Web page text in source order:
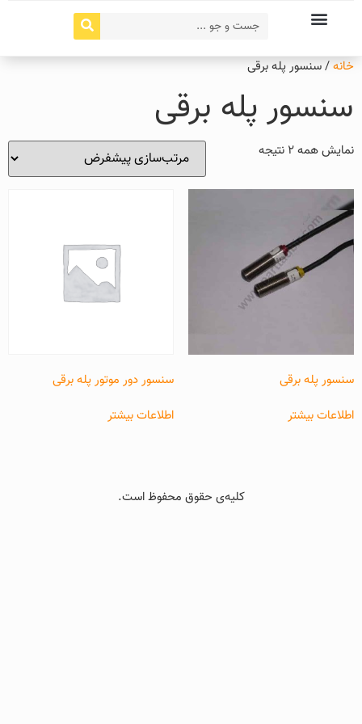
خانه/ سنسور پله برقی
سنسور پله برقی
نمایش همه 2 نتیجه
سنسور پله برقی
اطلاعات بیشتر
سنسور دور موتور پله برقی
اطلاعات بیشتر
کلیه‌ی حقوق محفوظ است.